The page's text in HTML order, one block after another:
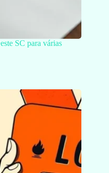
SC para várias